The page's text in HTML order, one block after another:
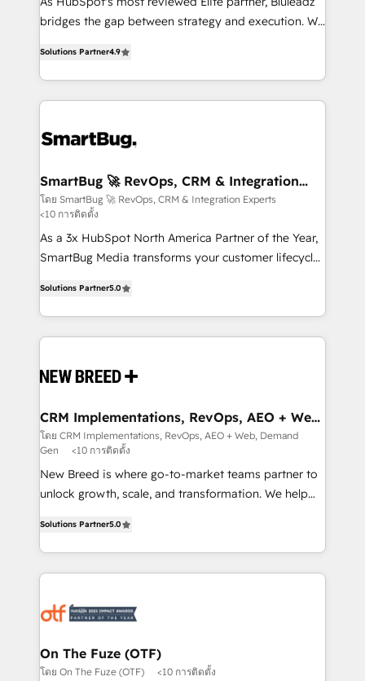
FIRST- AI across customer-facing operations to
unlock efficiency at scale. From predictive
intelligence to conversational AI, we turn data into
action and automation into competitive advantage.
accreditations
bridges the gap between strategy and execution. We
Operating System (GTM OS) to align your leadership
and engineer a portal that drives predictable
revenue velocity. 🚀 GTM Strategy & Alignment
stalling growth. Fix your ICP, Math, and Story to stop
Scalable Architecture: Zero-technical-debt setup
across all Hubs, validated by our 7 HubSpot
Accreditations. AI-Powered RevOps: Breeze AI,
custom AI agents, and high-integrity migrations for
total reporting clarity. Security & Compliance: SOC 2
security. 🏆 Why Bluleadz? GTM OS Partner | 16+
Years Experience | 1,000+ Five-Star Reviews
Solutions Partner4.9
SmartBug 🚀 RevOps, CRM & Integration
Experts
โดย SmartBug 🚀 RevOps, CRM & Integration Experts
<10 การติดตั้ง
As a 3x HubSpot North America Partner of the Year,
SmartBug Media transforms your customer lifecycle
includes specialized divisions Globalia (AI &
Software) and Point Success Media (Paid Media),
making this the official home for all three brands. 🔄
and system integrations powered by Globalia’s
trainers to drive platform adoption. 📈 Revenue
Generation - Full-funnel marketing and high-
performance advertising via Point Success Media. -
Expert deployment of Breeze AI and custom agents
to automate growth. 🏆 Elite Excellence - 8 platform
expertise. - A team of 250+ experts dedicated to
your resilient growth.
Solutions Partner5.0
CRM Implementations, RevOps, AEO + Web,
Demand Gen
โดย CRM Implementations, RevOps, AEO + Web, Demand
Gen
<10 การติดตั้ง
New Breed is where go-to-market teams partner to
unlock growth, scale, and transformation. We help
customer platform and operationalize HubSpot’s
Loop Marketing framework through expert-led
services, smart agents, and purpose-built apps,
results, fast. ⚙️CRM & RevOps: Align all Hubs to your
🎯Demand Gen & ABM: Drive pipeline with inbound,
ABM, AEO, SEO, & paid media. 👩‍💻Web Design:
Solutions Partner5.0
On The Fuze (OTF)
โดย On The Fuze (OTF) <10 การติดตั้ง